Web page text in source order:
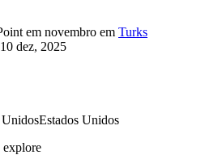
em novembro em Turks
10 dez, 2025
Estados Unidos
explore